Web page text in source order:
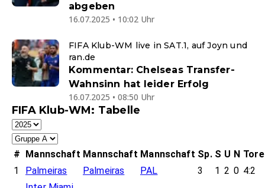
abgeben
16.07.2025 • 10:02 Uhr
FIFA Klub-WM live in SAT.1, auf Joyn und
ran.de
Kommentar: Chelseas Transfer-
Wahnsinn hat leider Erfolg
16.07.2025 • 08:50 Uhr
FIFA Klub-WM: Tabelle
# Mannschaft Mannschaft Mannschaft Sp. S U N Tore
1
Palmeiras Palmeiras PAL 3 1 2 0 4:2